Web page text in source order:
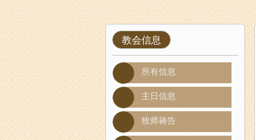
搜
索
教会信息
所有信息
主日信息
牧师祷告